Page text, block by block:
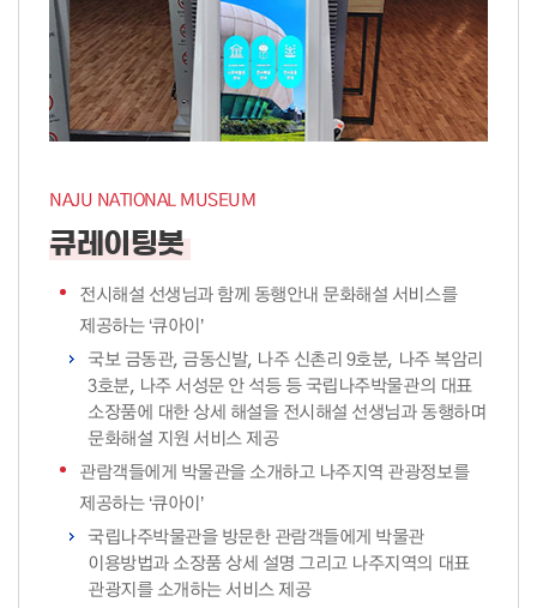
NAJU NATIONAL MUSEUM
큐레이팅봇
전시해설 선생님과 함께 동행안내 문화해설 서비스를
제공하는 ‘큐아이’
국보 금동관, 금동신발, 나주 신촌리 9호분, 나주 복암리
3호분, 나주 서성문 안 석등 등 국립나주박물관의 대표
소장품에 대한 상세 해설을 전시해설 선생님과 동행하며
문화해설 지원 서비스 제공
관람객들에게 박물관을 소개하고 나주지역 관광정보를
제공하는 ‘큐아이’
국립나주박물관을 방문한 관람객들에게 박물관
이용방법과 소장품 상세 설명 그리고 나주지역의 대표
관광지를 소개하는 서비스 제공